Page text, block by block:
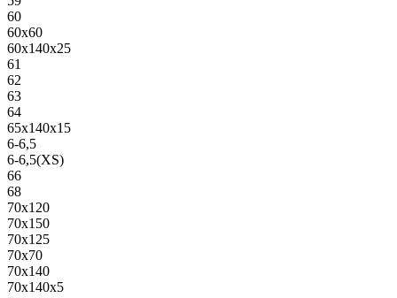
60
60х60
60х140х25
61
62
63
64
65х140х15
6-6,5
6-6,5(XS)
66
68
70х120
70х150
70х125
70х70
70х140
70х140х5